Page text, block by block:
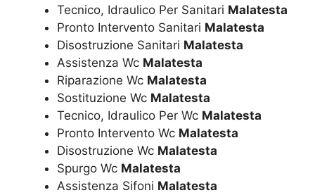
Tecnico, Idraulico Per Sanitari Malatesta
Pronto Intervento Sanitari Malatesta
Disostruzione Sanitari Malatesta
Assistenza Wc Malatesta
Riparazione Wc Malatesta
Sostituzione Wc Malatesta
Tecnico, Idraulico Per Wc Malatesta
Pronto Intervento Wc Malatesta
Disostruzione Wc Malatesta
Spurgo Wc Malatesta
Assistenza Sifoni Malatesta